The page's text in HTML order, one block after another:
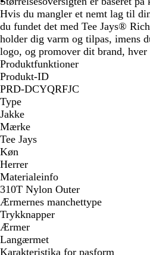
Hvis du mangler et nemt lag til
du fundet det med Tee Jays®
holder dig varm og tilpas, imens
logo, og promover dit brand, hver
Produktfunktioner
Produkt-ID
PRD-DCYQRFJC
Type
Jakke
Mærke
Tee Jays
Køn
Herrer
Materialeinfo
310T Nylon Outer
Ærmernes manchettype
Trykknapper
Ærmer
Langærmet
Karakteristika for pasform